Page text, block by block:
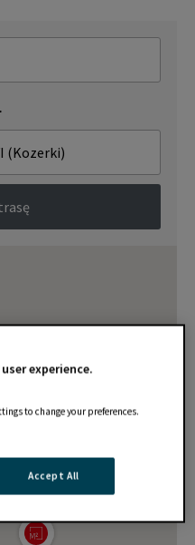
experience.
to change your preferences.
Accept All